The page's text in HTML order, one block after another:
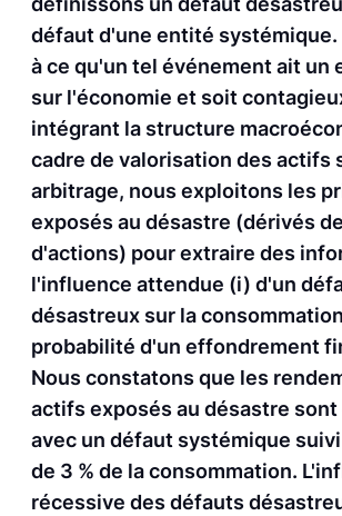
défaut d'une entité systémique.
à ce qu'un tel événement ait un
sur l'économie et soit
intégrant la structure
cadre de valorisation des actifs
arbitrage, nous exploitons les
exposés au désastre (dérivés
d'actions) pour extraire des
l'influence attendue (i) d'un
désastreux sur la
probabilité d'un effondrement
Nous constatons que les
actifs exposés au désastre
avec un défaut systémique
de 3 % de la consommation.
récessive des défauts